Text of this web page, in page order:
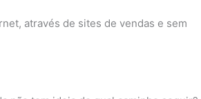
através de sites de vendas e sem